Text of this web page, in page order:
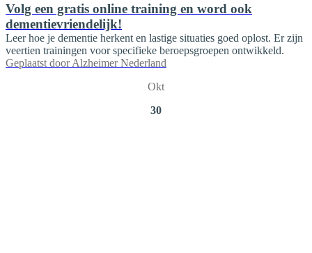
Volg een gratis online training en word ook
dementievriendelijk!
Leer hoe je dementie herkent en lastige situaties goed oplost. Er zijn
veertien trainingen voor specifieke beroepsgroepen ontwikkeld.
Geplaatst door Alzheimer Nederland
Okt
30